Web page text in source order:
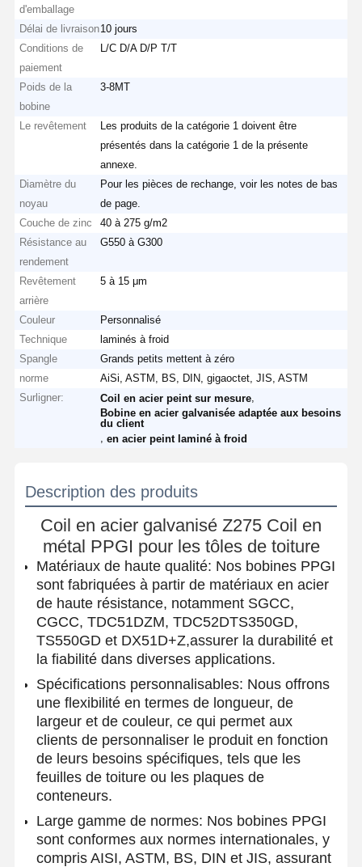
d'emballage
Délai de livraison10 jours
Conditions de
paiement
L/C D/A D/P T/T
Poids de la
bobine
3-8MT
Le revêtement
Les produits de la catégorie 1 doivent être
présentés dans la catégorie 1 de la présente
annexe.
Diamètre du
noyau
Pour les pièces de rechange, voir les notes de bas
de page.
Couche de zinc
40 à 275 g/m2
Résistance au
rendement
G550 à G300
Revêtement
arrière
5 à 15 μm
Couleur
Personnalisé
Technique
laminés à froid
Spangle
Grands petits mettent à zéro
norme
AiSi, ASTM, BS, DIN, gigaoctet, JIS, ASTM
Surligner:
Coil en acier peint sur mesure
Bobine en acier galvanisée adaptée aux besoins
du client
,en acier peint laminé à froid
Description des produits
Coil en acier galvanisé Z275 Coil en
métal PPGI pour les tôles de toiture
Matériaux de haute qualité: Nos bobines PPGI
sont fabriquées à partir de matériaux en acier
de haute résistance, notamment SGCC,
CGCC, TDC51DZM, TDC52DTS350GD,
TS550GD et DX51D+Z,assurer la durabilité et
la fiabilité dans diverses applications.
Spécifications personnalisables: Nous offrons
une flexibilité en termes de longueur, de
largeur et de couleur, ce qui permet aux
clients de personnaliser le produit en fonction
de leurs besoins spécifiques, tels que les
feuilles de toiture ou les plaques de
conteneurs.
Large gamme de normes: Nos bobines PPGI
sont conformes aux normes internationales, y
compris AISI, ASTM, BS, DIN et JIS, assurant